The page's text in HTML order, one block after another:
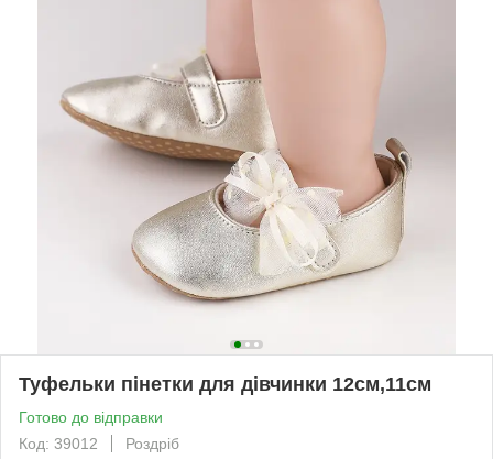
Туфельки пінетки для дівчинки 12см,11см
Готово до відправки
Код: 39012
Роздріб